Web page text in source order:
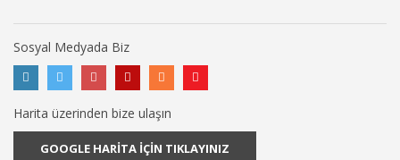
Sosyal Medyada Biz
Harita üzerinden bize ulaşın
GOOGLE HARİTA İÇİN TIKLAYINIZ